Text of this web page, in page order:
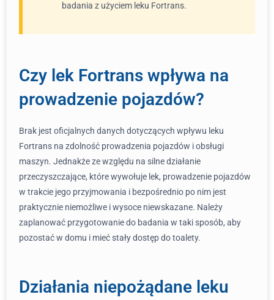
badania z użyciem leku Fortrans.
Czy lek Fortrans wpływa na
prowadzenie pojazdów?
Brak jest oficjalnych danych dotyczących wpływu leku
Fortrans na zdolność prowadzenia pojazdów i obsługi
maszyn. Jednakże ze względu na silne działanie
przeczyszczające, które wywołuje lek, prowadzenie pojazdów
w trakcie jego przyjmowania i bezpośrednio po nim jest
praktycznie niemożliwe i wysoce niewskazane. Należy
zaplanować przygotowanie do badania w taki sposób, aby
pozostać w domu i mieć stały dostęp do toalety.
Działania niepożądane leku